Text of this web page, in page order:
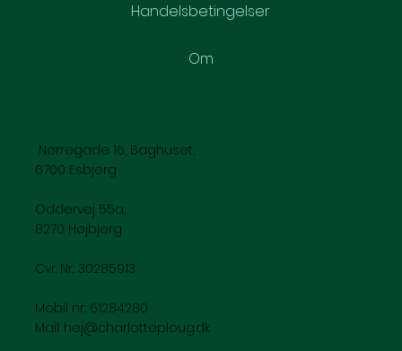
Nørregade 16, Baghuset,
6700 Esbjerg
Oddervej 55a,
8270 Højbjerg
Cvr. Nr.: 30285913
Mobil nr.: 61284280
Mail: hej@charlotteploug.dk
Handelsbetingelser
Om